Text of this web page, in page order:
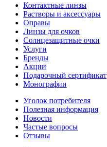
Контактные линзы
Растворы и аксессуары
Оправы
Линзы для очков
Солнцезащитные очки
Услуги
Бренды
Акции
Подарочный сертификат
Монографии
Уголок потребителя
Полезная информация
Новости
Частые вопросы
Отзывы